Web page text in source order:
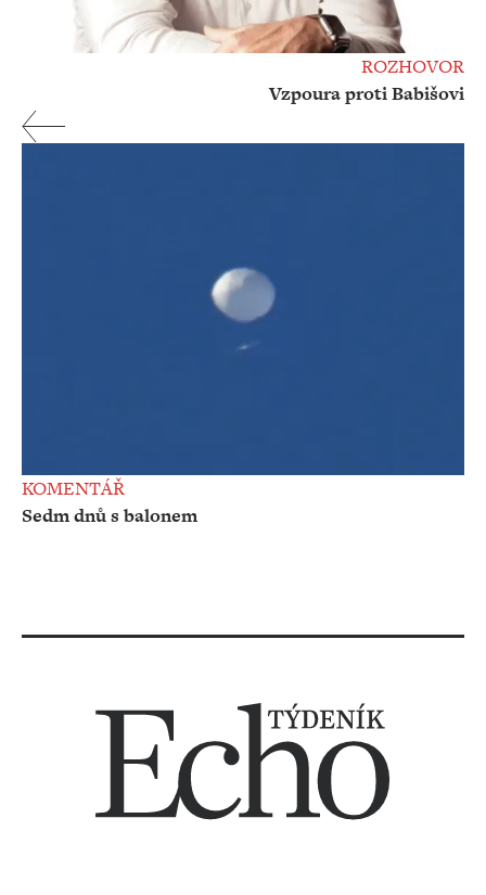
ROZHOVOR
Vzpoura proti Babišovi
KOMENTÁŘ
Sedm dnů s balonem